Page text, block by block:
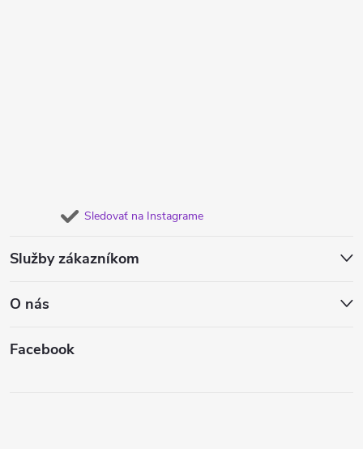
Sledovať na Instagrame
Služby zákazníkom
O nás
Facebook